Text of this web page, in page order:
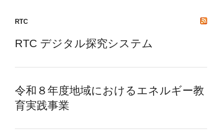
RTC
RTC デジタル探究システム
令和８年度地域におけるエネルギー教
育実践事業